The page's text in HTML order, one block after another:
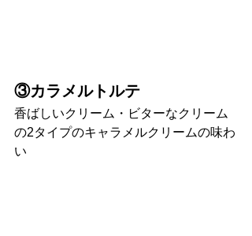
③カラメルトルテ
香ばしいクリーム・ビターなクリーム
の2タイプのキャラメルクリームの味わ
い